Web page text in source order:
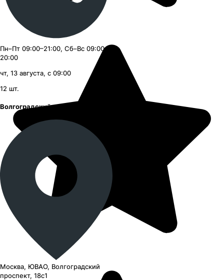
Пн–Пт 09:00–21:00, Сб–Вс 09:00–
20:00
чт, 13 августа, с 09:00
12 шт.
Волгоградский проспект
Москва, ЮВАО, Волгоградский
проспект, 18с1